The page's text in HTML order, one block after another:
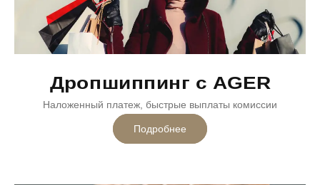
Дропшиппинг с AGER
Наложенный платеж, быстрые выплаты комиссии
Подробнее